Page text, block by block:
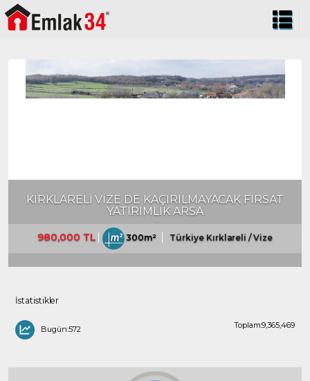
KIRKLARELİ VİZE DE KAÇIRILMAYACAK FIRSAT
YATIRIMLIK ARSA
980,000 TL 300m² Türkiye Kırklareli / Vize
İstatistikler
Bugün:572 Toplam:9,365,469